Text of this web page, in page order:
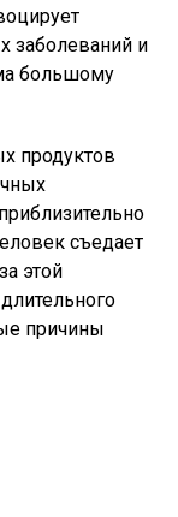
заболеваний и
большому
продуктов
съедает
этой
причины